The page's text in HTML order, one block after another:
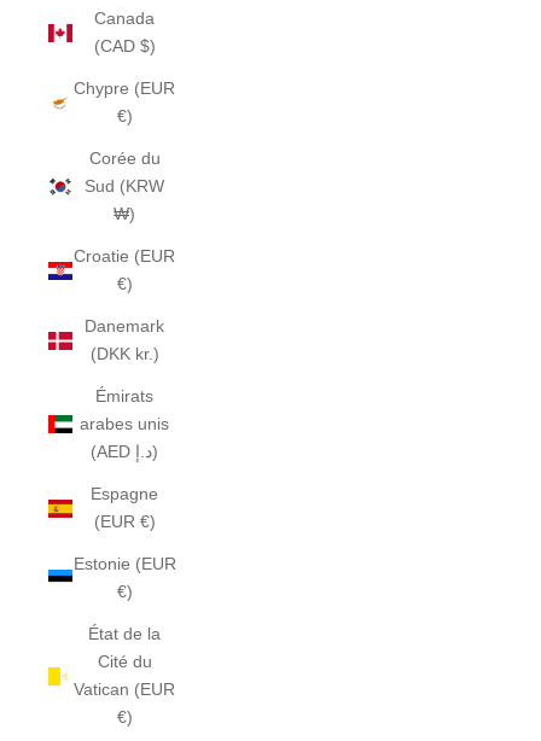
Canada
(CAD $)
Chypre (EUR
€)
Corée du
Sud (KRW
₩)
Croatie (EUR
€)
Danemark
(DKK kr.)
Émirats
arabes unis
(AED د.إ)
Espagne
(EUR €)
Estonie (EUR
€)
État de la
Cité du
Vatican (EUR
€)